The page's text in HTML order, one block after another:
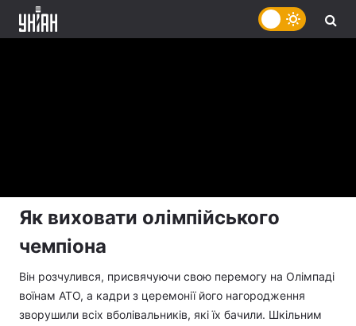
Як виховати олімпійського
чемпіона
Він розчулився, присвячуючи свою перемогу на Олімпаді
воїнам АТО, а кадри з церемонії його нагородження
зворушили всіх вболівальників, які їх бачили. Шкільним